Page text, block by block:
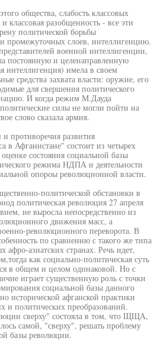
общества, слабость классовых
классовая разобщенность - все эти
политической борьбы
промежуточных слоев, интеллигенцию.
военной интеллигенции,
постоянную и целенаправленную
интеллигенция) имела в своем
средства захвата власти: оружие, его
для свершения политического
И когда режим М.Дауда
силы не могли пойти на
слово сказала армия.
и противоречия развития
в Афганистане" состоит из четырех
состояния социальной базы
режима НДПА и деятельности
опороы революционной власти.
политической обстановки в
политическая революция 27 апреля
не выросла непосредственно из
движения масс, а
революционного переворота. В
по сравнению с такого же типа
афро-азиатских странах. Речь идет,
как социально-политическая суть
в общем и целом одинаковой. Но с
играет существенную роль с точки
социальной базы данного
исторической афганской практики
и политических преобразований.
сверху" состояла в том, что ЩЩА,
самой, "сверху", решать проблему
базы революции.